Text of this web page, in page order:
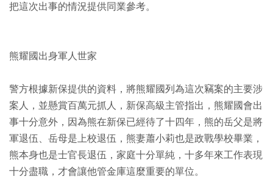
把這次出事的情況提供同業參考。
熊耀國出身軍人世家
警方根據新保提供的資料，將熊耀國列為這次竊案的主要涉
案人，並懸賞百萬元抓人，新保高級主管指出，熊耀國會出
事十分意外，因為熊在新保已經待了十四年，熊的岳父是將
軍退伍、岳母是上校退伍，熊妻蕭小莉也是政戰學校畢業，
熊本身也是士官長退伍，家庭十分單純，十多年來工作表現
十分盡職，才會讓他管金庫這麼重要的單位。